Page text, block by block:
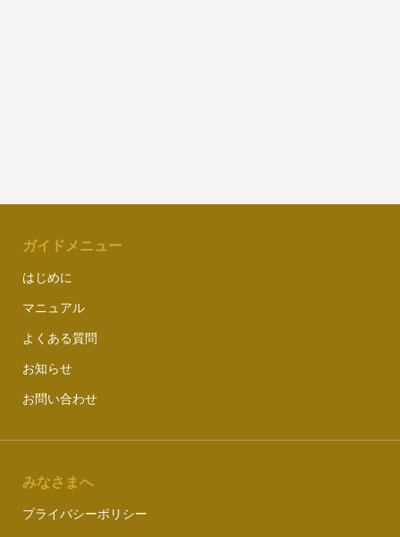
ガイドメニュー
はじめに
マニュアル
よくある質問
お知らせ
お問い合わせ
みなさまへ
プライバシーポリシー